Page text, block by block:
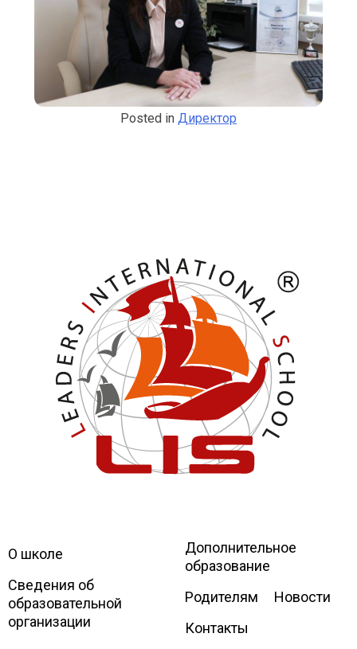
Posted in Директор
Leaders
International school
О школе
Сведения об
образовательной
организации
Дополнительное
образование
Родителям
Новости
Контакты